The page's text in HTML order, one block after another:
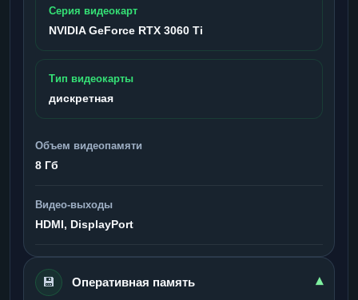
Серия видеокарт
NVIDIA GeForce RTX 3060 Ti
Тип видеокарты
дискретная
Объем видеопамяти
8 Гб
Видео-выходы
HDMI, DisplayPort
💾 Оперативная память ▾